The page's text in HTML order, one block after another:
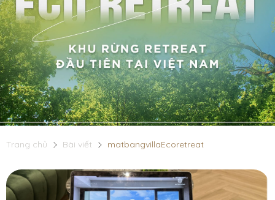
Trang chủ Bài viết matbangvillaEcoretreat